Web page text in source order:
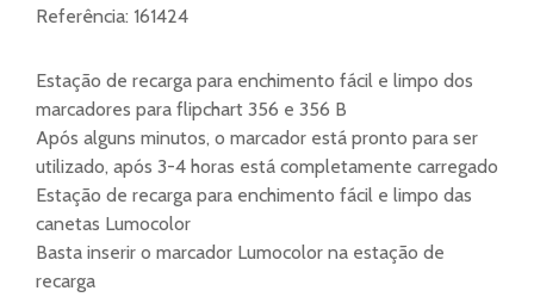
Referência: 161424
Estação de recarga para enchimento fácil e limpo dos
marcadores para flipchart 356 e 356 B
Após alguns minutos, o marcador está pronto para ser
utilizado, após 3-4 horas está completamente carregado
Estação de recarga para enchimento fácil e limpo das
canetas Lumocolor
Basta inserir o marcador Lumocolor na estação de
recarga